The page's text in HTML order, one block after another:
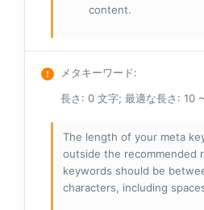
content.
メタキーワード:
長さ: 0 文字; 最適な長さ: 10
The length of your meta
outside the recommended
keywords should be
characters, including